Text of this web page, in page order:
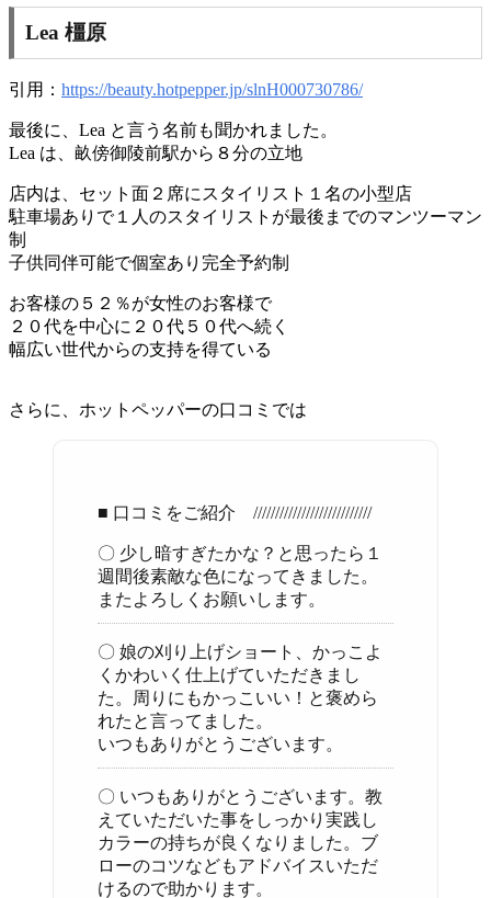
Lea 橿原
引用： https://beauty.hotpepper.jp/slnH000730786/
最後に、Lea と言う名前も聞かれました。
Lea は、畝傍御陵前駅から８分の立地
店内は、セット面２席にスタイリスト１名の小型店
駐車場ありで１人のスタイリストが最後までのマンツーマン
制
子供同伴可能で個室あり完全予約制
お客様の５２％が女性のお客様で
２０代を中心に２０代５０代へ続く
幅広い世代からの支持を得ている
さらに、ホットペッパーの口コミでは
■ 口コミをご紹介 ///////////////////////////
〇 少し暗すぎたかな？と思ったら１
週間後素敵な色になってきました。
またよろしくお願いします。
〇 娘の刈り上げショート、かっこよ
くかわいく仕上げていただきまし
た。周りにもかっこいい！と褒めら
れたと言ってました。
いつもありがとうございます。
〇 いつもありがとうございます。教
えていただいた事をしっかり実践し
カラーの持ちが良くなりました。ブ
ローのコツなどもアドバイスいただ
けるので助かります。